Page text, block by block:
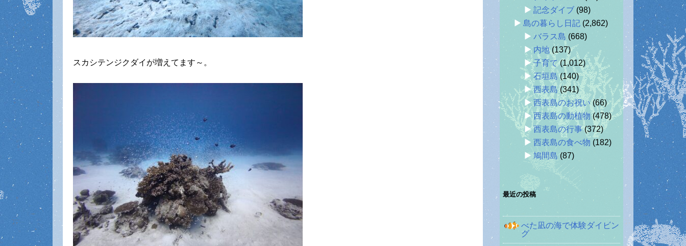
スカシテンジクダイが増えてます～。
記念ダイブ (98)
島の暮らし日記 (2,862)
バラス島 (668)
内地(137)
子育て(1,012)
石垣島(140)
西表島(341)
西表島のお祝い(66)
西表島の動植物(478)
西表島の行事(372)
西表島の食べ物 (182)
鳩間島 (87)
最近の投稿
べた凪の海で体験ダイビン
グ